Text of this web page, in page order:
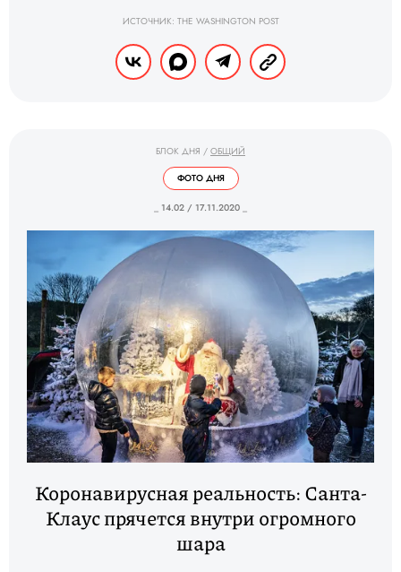
ИСТОЧНИК: THE WASHINGTON POST
БЛОК ДНЯ / ОБЩИЙ
ФОТО ДНЯ
_ 14.02 / 17.11.2020 _
Коронавирусная реальность: Санта-
Клаус прячется внутри огромного
шара